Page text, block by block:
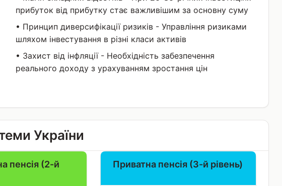
прибуток від прибутку стає важливішим за основну суму
• Принцип диверсифікації ризиків - Управління ризиками
шляхом інвестування в різні класи активів
• Захист від інфляції - Необхідність забезпечення
реального доходу з урахуванням зростання цін
України
пенсія (2-й
Приватна пенсія (3-й рівень)